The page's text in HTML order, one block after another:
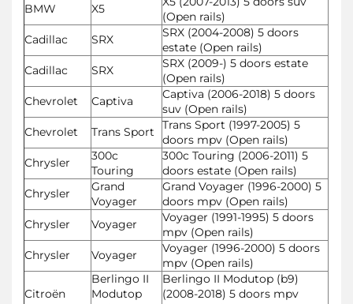
BMW X5
(Open rails)
Cadillac
SRX
SRX (2004-2008) 5 doors
estate (Open rails)
Cadillac
SRX
SRX (2009-) 5 doors estate
(Open rails)
Chevrolet
Captiva
Captiva (2006-2018) 5 doors
suv (Open rails)
Chevrolet
Trans Sport
Trans Sport (1997-2005) 5
doors mpv (Open rails)
Chrysler
300c
Touring
300c Touring (2006-2011) 5
doors estate (Open rails)
Chrysler
Grand
Voyager
Grand Voyager (1996-2000) 5
doors mpv (Open rails)
Chrysler
Voyager
Voyager (1991-1995) 5 doors
mpv (Open rails)
Chrysler
Voyager
Voyager (1996-2000) 5 doors
mpv (Open rails)
Citroën
Berlingo II
Modutop
Berlingo II Modutop (b9)
(2008-2018) 5 doors mpv